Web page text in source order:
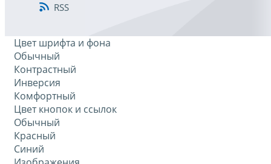
RSS
Цвет шрифта и фона
Обычный
Контрастный
Инверсия
Комфортный
Цвет кнопок и ссылок
Обычный
Красный
Синий